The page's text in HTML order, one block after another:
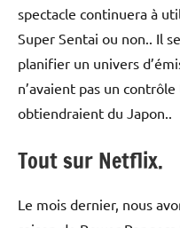
spectacle continuera à
Super Sentai ou non.. Il
planifier un univers
n’avaient pas un
obtiendraient du Japon..
Tout sur Netflix.
Le mois dernier, nous